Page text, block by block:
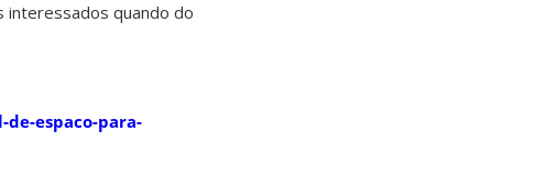
interessados quando do
espaco-para-